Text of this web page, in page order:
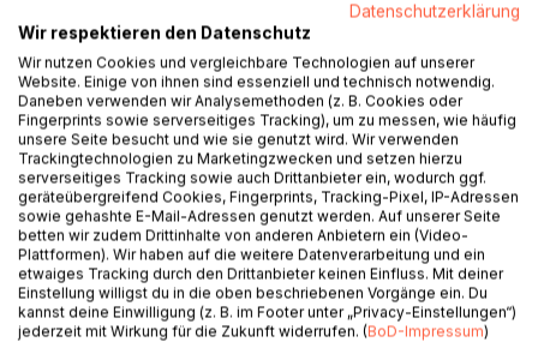
dass der Inhalt des „Arnisser Protocolls“ erhalten geblieben
ist. Emke Bruhn erfuhr von diesem Dokument 1937, von
dem damaligen Fährmann, der sie über die Schlei ruderte.
Das „Protocoll“ lag in der Landesbibliothek Kiel und durfte
nicht ausgeliehen werden. So setzte sie sich in den
Bibliotheksraum und fertigte eine Ab-schrift mit allen
Schreibfehlern an.
Später, hat Lore Beske, die Enkelin von Emke Bruhn, erneut
Nachforschungen angestellt blieb aber, trotz Unterstützung
von Bibliotheken, Museen, und Zeitungsarchiven, erfolglos.
So schrieb sie den mit Hand geschrieben Text ab und ließ
ihn in ei-nem kleinen Heftchen, zum 100sten Geburtstag
ihrer Großmutter, 2003 abdrucken.
Datenschutzerklärung
Wir respektieren den Datenschutz
Wir nutzen Cookies und vergleichbare Technologien auf unserer
Website. Einige von ihnen sind essenziell und technisch notwendig.
Daneben verwenden wir Analysemethoden (z. B. Cookies oder
Fingerprints sowie serverseitiges Tracking), um zu messen, wie häufig
unsere Seite besucht und wie sie genutzt wird. Wir verwenden
Trackingtechnologien zu Marketingzwecken und setzen hierzu
serverseitiges Tracking sowie auch Drittanbieter ein, wodurch ggf.
geräteübergreifend Cookies, Fingerprints, Tracking-Pixel, IP-Adressen
sowie gehashte E-Mail-Adressen genutzt werden. Auf unserer Seite
betten wir zudem Drittinhalte von anderen Anbietern ein (Video-
Plattformen). Wir haben auf die weitere Datenverarbeitung und ein
etwaiges Tracking durch den Drittanbieter keinen Einfluss. Mit deiner
Einstellung willigst du in die oben beschriebenen Vorgänge ein. Du
kannst deine Einwilligung (z. B. im Footer unter „Privacy-Einstellungen“)
jederzeit mit Wirkung für die Zukunft widerrufen. (BoD-Impressum)